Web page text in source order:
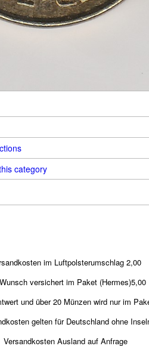
category
im Luftpolsterumschlag 2,00
versichert im Paket (Hermes)5,00
und über 20 Münzen wird nur im
gelten für Deutschland ohne
Versandkosten Ausland auf Anfrage